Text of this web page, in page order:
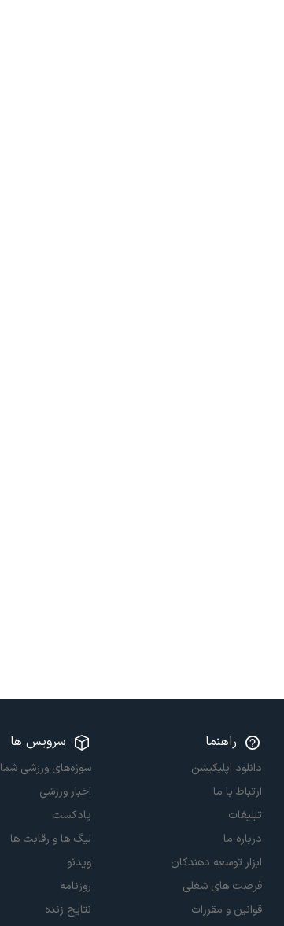
راهنما
دانلود اپلیکیشن
ارتباط با ما
تبلیغات
درباره ما
ابزار توسعه دهندگان
فرصت های شغلی
قوانین و مقررات
سرویس ها
سوژه‌های ورزشی شما
اخبار ورزشی
پادکست
لیگ ها و رقابت ها
ویدئو
روزنامه
نتایج زنده